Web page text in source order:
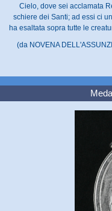
Cielo, dove sei acclamata
schiere dei Santi; ad essi ci
ha esaltata sopra tutte le
(da NOVENA